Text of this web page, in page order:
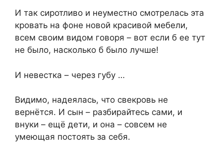
И так сиротливо и неуместно смотрелась эта
кровать на фоне новой красивой мебели,
всем своим видом говоря – вот если б ее тут
не было, насколько б было лучше!
И невестка – через губу …
Видимо, надеялась, что свекровь не
вернётся. И сын – разбирайтесь сами, и
внуки – ещё дети, и она – совсем не
умеющая постоять за себя.